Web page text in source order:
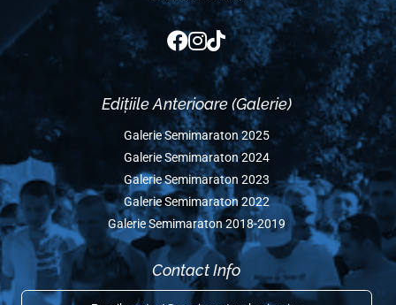
Semimaraton Ediția 2023
Semimaraton Ediția 2022
Semimaraton Ediția 2020
Semimaraton Ediția 2019
Semimaraton Ediția 2018
Social Media